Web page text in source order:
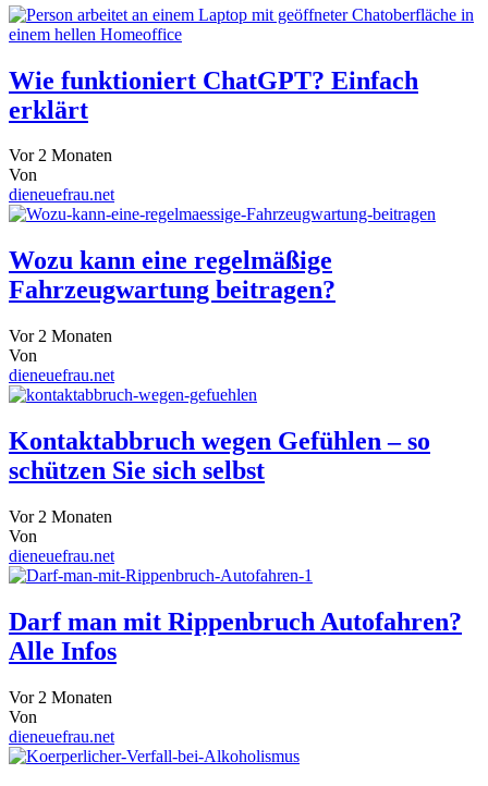
Wie funktioniert ChatGPT? Einfach
erklärt
Vor 2 Monaten
Von
dieneuefrau.net
Wozu kann eine regelmäßige
Fahrzeugwartung beitragen?
Vor 2 Monaten
Von
dieneuefrau.net
Kontaktabbruch wegen Gefühlen – so
schützen Sie sich selbst
Vor 2 Monaten
Von
dieneuefrau.net
Darf man mit Rippenbruch Autofahren?
Alle Infos
Vor 2 Monaten
Von
dieneuefrau.net